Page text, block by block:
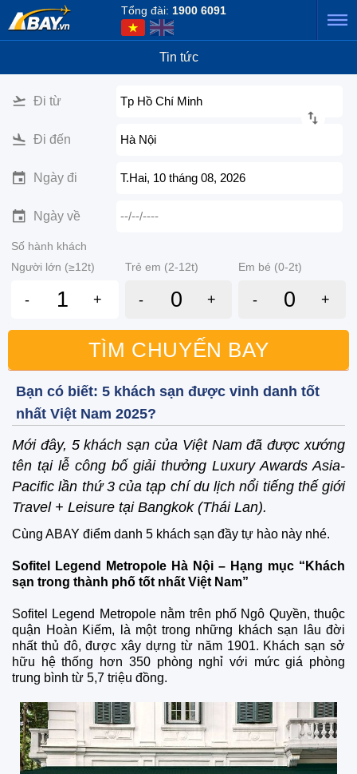
Tổng đài: 1900 6091
Tin tức
Đi từ Tp Hồ Chí Minh
Đi đến Hà Nội
Ngày đi T.Hai, 10 tháng 08, 2026
Ngày về --/--/----
Số hành khách
Người lớn (≥12t)
Trẻ em (2-12t) Em bé (0-2t)
- + - + - +
TÌM CHUYẾN BAY
Bạn có biết: 5 khách sạn được vinh danh tốt
nhất Việt Nam 2025?
Mới đây, 5 khách sạn của Việt Nam đã được xướng
tên tại lễ công bố giải thưởng Luxury Awards Asia-
Pacific lần thứ 3 của tạp chí du lịch nổi tiếng thế giới
Travel + Leisure tại Bangkok (Thái Lan).
Cùng ABAY điểm danh 5 khách sạn đầy tự hào này nhé.
Sofitel Legend Metropole Hà Nội – Hạng mục “Khách
sạn trong thành phố tốt nhất Việt Nam”
Sofitel Legend Metropole nằm trên phố Ngô Quyền, thuộc
quận Hoàn Kiếm, là một trong những khách sạn lâu đời
nhất thủ đô, được xây dựng từ năm 1901. Khách sạn sở
hữu hệ thống hơn 350 phòng nghỉ với mức giá phòng
trung bình từ 5,7 triệu đồng.